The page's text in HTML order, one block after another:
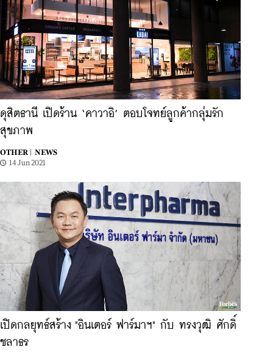
ดุสิตธานี เปิดร้าน ‘คาวาอิ’ ตอบโจทย์ลูกค้ากลุ่มรัก
สุขภาพ
OTHER |
NEWS
14 Jun 2021
เปิดกลยุทธ์สร้าง "อินเตอร์ ฟาร์มาฯ" กับ ทรงวุฒิ ศักดิ์
ชลาธร